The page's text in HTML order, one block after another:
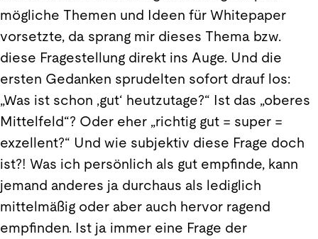
mögliche Themen und Ideen für Whitepaper
vorsetzte, da sprang mir dieses Thema bzw.
diese Fragestellung direkt ins Auge. Und die
ersten Gedanken sprudelten sofort drauf los:
„Was ist schon ‚gut‘ heutzutage?“ Ist das „oberes
Mittelfeld“? Oder eher „richtig gut = super =
exzellent?“ Und wie subjektiv diese Frage doch
ist?! Was ich persönlich als gut empfinde, kann
jemand anderes ja durchaus als lediglich
mittelmäßig oder aber auch hervor ragend
empfinden. Ist ja immer eine Frage der